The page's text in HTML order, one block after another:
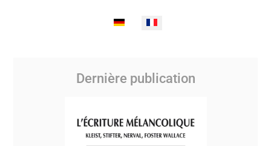
Sélectionnez votre langue
Dernière publication